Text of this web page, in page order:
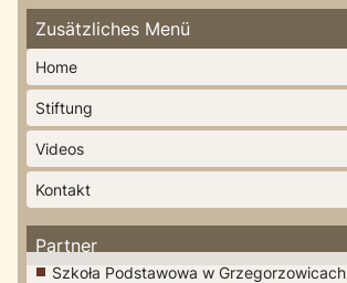
Zusätzliches Menü
Home
Stiftung
Videos
Kontakt
Partner
Szkoła Podstawowa w Grzegorzowicach